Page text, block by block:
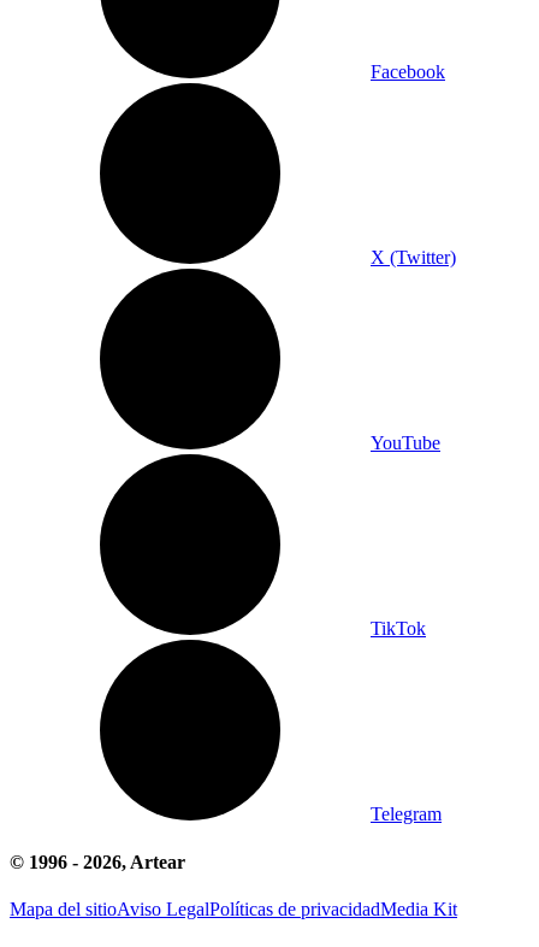
Facebook
X (Twitter)
YouTube
TikTok
Telegram
© 1996 - 2026, Artear
Mapa del sitioAviso LegalPolíticas de privacidadMedia Kit